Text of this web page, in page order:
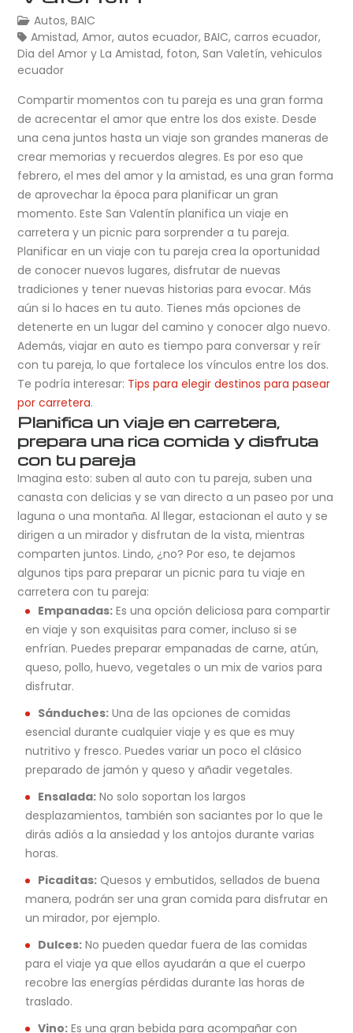
Autos,BAIC
Amistad,Amor,autos ecuador,BAIC,carros ecuador,
Dia del Amor y La Amistad, foton,San Valetín,vehiculos
ecuador
Compartir momentos con tu pareja es una gran forma
de acrecentar el amor que entre los dos existe. Desde
una cena juntos hasta un viaje son grandes maneras de
crear memorias y recuerdos alegres. Es por eso que
febrero, el mes del amor y la amistad, es una gran forma
de aprovechar la época para planificar un gran
momento. Este San Valentín planifica un viaje en
carretera y un picnic para sorprender a tu pareja.
Planificar en un viaje con tu pareja crea la oportunidad
de conocer nuevos lugares, disfrutar de nuevas
tradiciones y tener nuevas historias para evocar. Más
aún si lo haces en tu auto. Tienes más opciones de
detenerte en un lugar del camino y conocer algo nuevo.
Además, viajar en auto es tiempo para conversar y reír
con tu pareja, lo que fortalece los vínculos entre los dos.
Te podría interesar: Tips para elegir destinos para pasear
por carretera.
Planifica un viaje en carretera,
prepara una rica comida y disfruta
con tu pareja
Imagina esto: suben al auto con tu pareja, suben una
canasta con delicias y se van directo a un paseo por una
laguna o una montaña. Al llegar, estacionan el auto y se
dirigen a un mirador y disfrutan de la vista, mientras
comparten juntos. Lindo, ¿no? Por eso, te dejamos
algunos tips para preparar un picnic para tu viaje en
carretera con tu pareja:
Empanadas: Es una opción deliciosa para compartir
en viaje y son exquisitas para comer, incluso si se
enfrían. Puedes preparar empanadas de carne, atún,
queso, pollo, huevo, vegetales o un mix de varios para
disfrutar.
Sánduches: Una de las opciones de comidas
esencial durante cualquier viaje y es que es muy
nutritivo y fresco. Puedes variar un poco el clásico
preparado de jamón y queso y añadir vegetales.
Ensalada: No solo soportan los largos
desplazamientos, también son saciantes por lo que le
dirás adiós a la ansiedad y los antojos durante varias
horas.
Picaditas: Quesos y embutidos, sellados de buena
manera, podrán ser una gran comida para disfrutar en
un mirador, por ejemplo.
Dulces: No pueden quedar fuera de las comidas
para el viaje ya que ellos ayudarán a que el cuerpo
recobre las energías pérdidas durante las horas de
traslado.
Vino: Es una gran bebida para acompañar con